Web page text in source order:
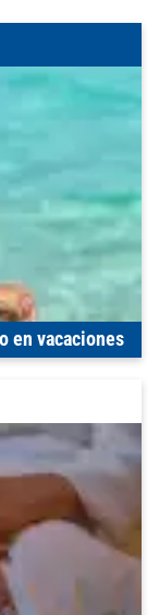
en vacaciones